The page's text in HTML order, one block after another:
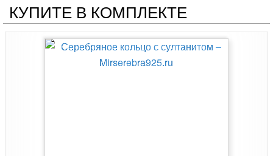
КУПИТЕ В КОМПЛЕКТЕ